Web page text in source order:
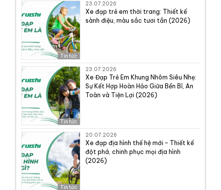
Tin tức
23.07.2026
Xe đạp trẻ em thời trang: Thiết kế
sành điệu, màu sắc tươi tắn (2026)
Tin tức
23.07.2026
Xe Đạp Trẻ Em Khung Nhôm Siêu Nhẹ:
Sự Kết Hợp Hoàn Hảo Giữa Bền Bỉ, An
Toàn và Tiện Lợi (2026)
Tin tức
20.07.2026
Xe đạp địa hình thế hệ mới – Thiết kế
đột phá, chinh phục mọi địa hình
(2026)